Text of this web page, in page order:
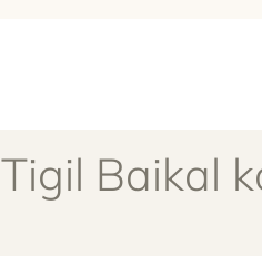
Tigil Baikal